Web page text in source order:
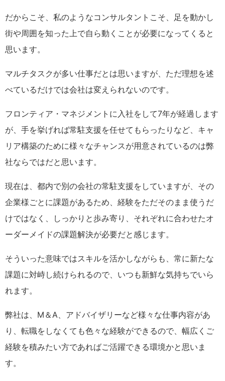
だからこそ、私のようなコンサルタントこそ、足を動かし
街や周囲を知った上で自ら動くことが必要になってくると
思います。
マルチタスクが多い仕事だとは思いますが、ただ理想を述
べているだけでは会社は変えられないのです。
フロンティア・マネジメントに入社をして7年が経過します
が、手を挙げれば常駐支援を任せてもらったりなど、キャ
リア構築のために様々なチャンスが用意されているのは弊
社ならではだと思います。
現在は、都内で別の会社の常駐支援をしていますが、その
企業様ごとに課題があるため、経験をただそのまま使うだ
けではなく、しっかりと歩み寄り、それぞれに合わせたオ
ーダーメイドの課題解決が必要だと感じます。
そういった意味ではスキルを活かしながらも、常に新たな
課題に対峙し続けられるので、いつも新鮮な気持ちでいら
れます。
弊社は、M＆A、アドバイザリーなど様々な仕事内容があ
り、転職をしなくても色々な経験ができるので、幅広くご
経験を積みたい方であればご活躍できる環境かと思いま
す。